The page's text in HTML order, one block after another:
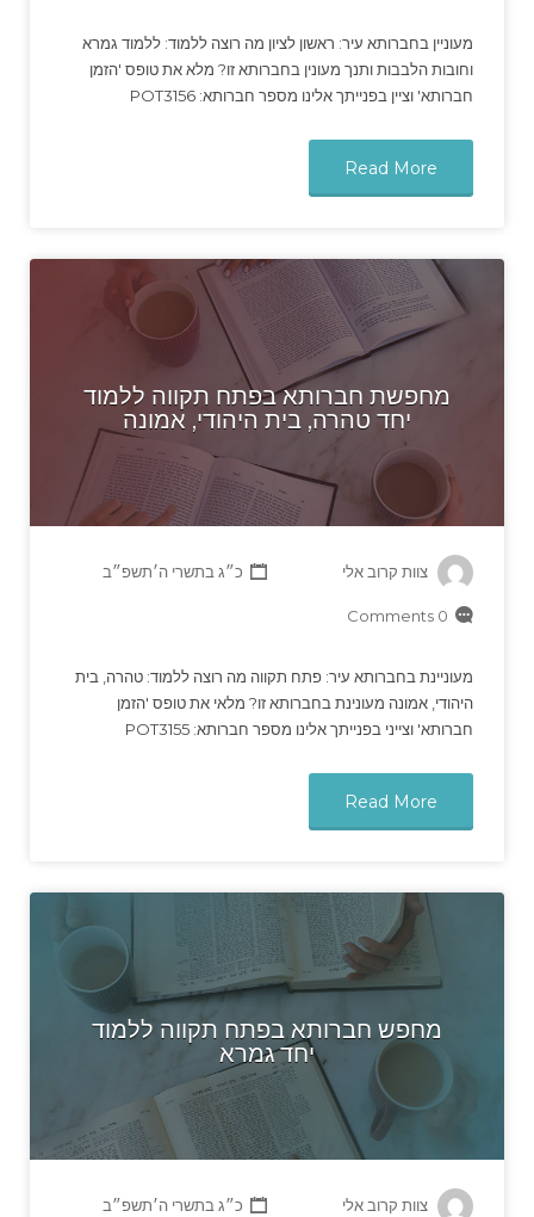
מעוניין בחברותא עיר: ראשון לציון מה רוצה ללמוד: ללמוד גמרא
וחובות הלבבות ותנך מעונין בחברותא זו? מלא את טופס 'הזמן
חברותא' וציין בפנייתך אלינו מספר חברותא: POT3156
Read More
מחפשת חברותא בפתח תקווה ללמוד
יחד טהרה, בית היהודי, אמונה
צוות קרוב אלי כ״ג בתשרי ה׳תשפ״ב
0 Comments
מעוניינת בחברותא עיר: פתח תקווה מה רוצה ללמוד: טהרה, בית
היהודי, אמונה מעונינת בחברותא זו? מלאי את טופס 'הזמן
חברותא' וצייני בפנייתך אלינו מספר חברותא: POT3155
Read More
מחפש חברותא בפתח תקווה ללמוד
יחד גמרא
צוות קרוב אלי כ״ג בתשרי ה׳תשפ״ב